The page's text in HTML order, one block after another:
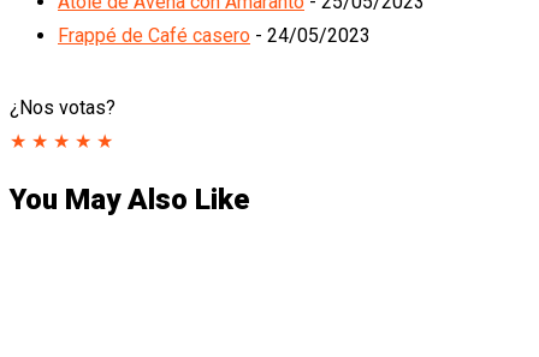
Frappé de Café casero - 24/05/2023
¿Nos votas?
★ ★ ★ ★ ★
You May Also Like